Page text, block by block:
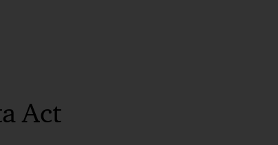
Act